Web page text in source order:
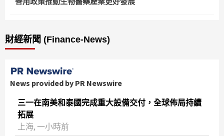
財經新聞 (Finance-News)
News provided by PR Newswire
三一在南美和泰國完成重大設備交付，全球佈局持續
拓展
上海, 一小時前